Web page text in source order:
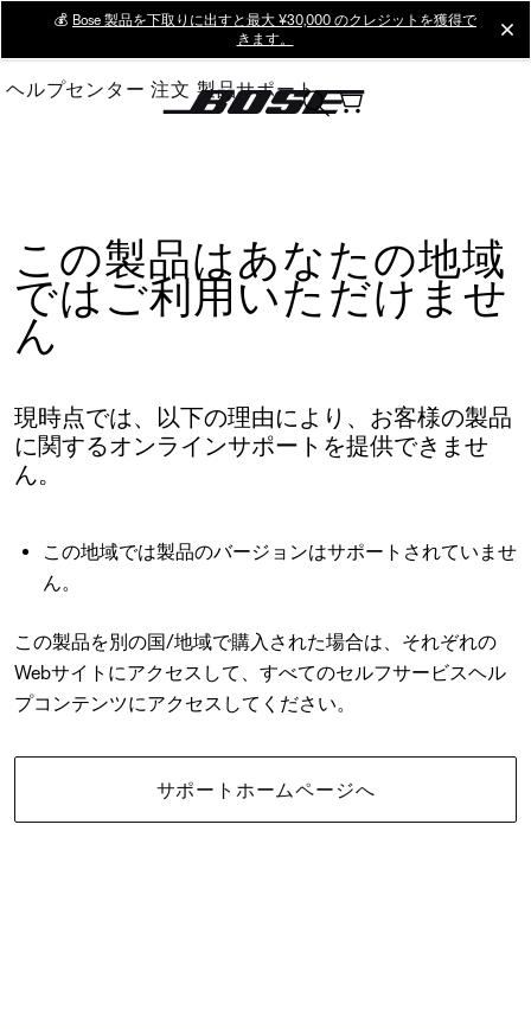
Main
💰 Bose 製品を下取りに出すと最大 ¥30,000 のクレジットを獲得で
きます。
ヘルプセンター 注文 製品サポート
この製品はあなたの地域
ではご利用いただけませ
ん
現時点では、以下の理由により、お客様の製品
に関するオンラインサポートを提供できませ
ん。
この地域では製品のバージョンはサポートされていませ
ん。
この製品を別の国/地域で購入された場合は、それぞれの
Webサイトにアクセスして、すべてのセルフサービスヘル
プコンテンツにアクセスしてください。
サポートホームページへ